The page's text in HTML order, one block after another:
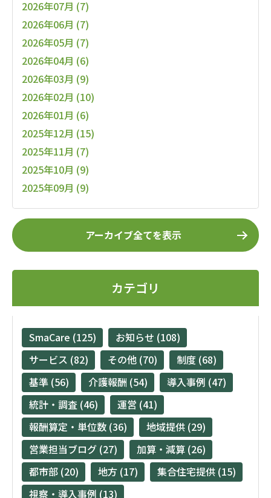
2026年07月 (7)
2026年06月 (7)
2026年05月 (7)
2026年04月 (6)
2026年03月 (9)
2026年02月 (10)
2026年01月 (6)
2025年12月 (15)
2025年11月 (7)
2025年10月 (9)
2025年09月 (9)
アーカイブ全てを表示
カテゴリ
SmaCare (125)
お知らせ (108)
サービス (82)
その他 (70)
制度 (68)
基準 (56)
介護報酬 (54)
導入事例 (47)
統計・調査 (46)
運営 (41)
報酬算定・単位数 (36)
地域提供 (29)
営業担当ブログ (27)
加算・減算 (26)
都市部 (20)
地方 (17)
集合住宅提供 (15)
視察・導入事例 (13)